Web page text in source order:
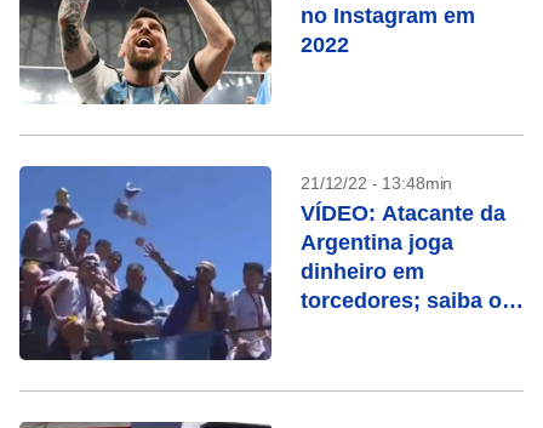
no Instagram em
2022
21/12/22 - 13:48min
VÍDEO: Atacante da
Argentina joga
dinheiro em
torcedores; saiba o